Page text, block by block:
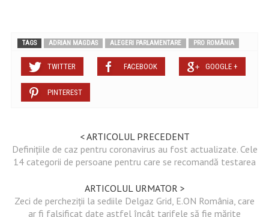
TAGS ADRIAN MAGDAS ALEGERI PARLAMENTARE PRO ROMÂNIA
TWITTER FACEBOOK GOOGLE +
PINTEREST
< ARTICOLUL PRECEDENT
Definiţiile de caz pentru coronavirus au fost actualizate. Cele
14 categorii de persoane pentru care se recomandă testarea
ARTICOLUL URMATOR >
Zeci de percheziții la sediile Delgaz Grid, E.ON România, care
ar fi falsificat date astfel încât tarifele să fie mărite